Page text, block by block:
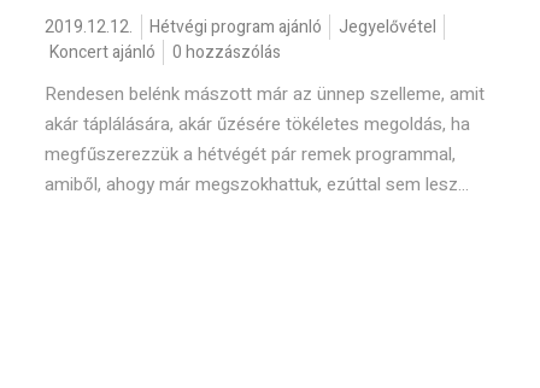
2019.12.12. Hétvégi program ajánló
Jegyelővétel
Koncert ajánló
0 hozzászólás
Rendesen belénk mászott már az ünnep szelleme, amit
akár táplálására, akár űzésére tökéletes megoldás, ha
megfűszerezzük a hétvégét pár remek programmal,
amiből, ahogy már megszokhattuk, ezúttal sem lesz...